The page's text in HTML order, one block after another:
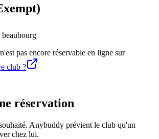
n'est pas encore réservable en ligne sur
club ?
réservation
Anybuddy prévient le club qu'un
chez lui.